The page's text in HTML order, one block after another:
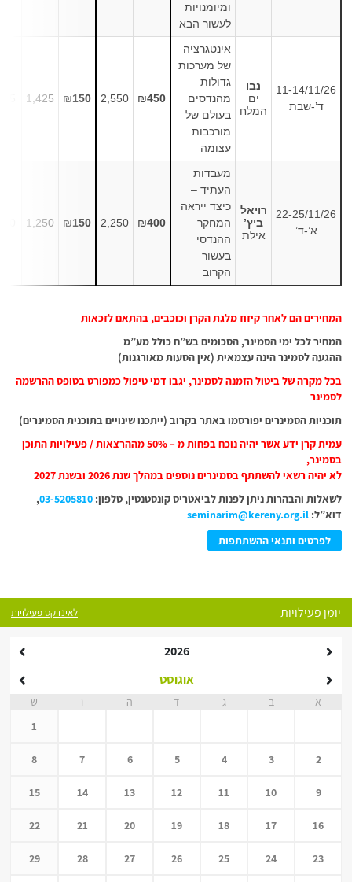
ומיומנויות
לעשור הבא
11-14/11/26
ד’-שבת
נבו
ים
המלח
אינטגרציה
של מערכות
גדולות –
מהנדסים
בעולם של
מורכבות
עצומה
₪450
2,550
₪150
1,425
22-25/11/26
א’-ד’
רויאל
ביץ’
אילת
מעבדות
העתיד –
כיצד ייראה
המחקר
ההנדסי
בעשור
הקרוב
₪400
2,250
₪150
1,250
המחירים הם לאחר קיזוז מלגת הקרן וכוכבים, בהתאם לזכאות
המחיר לכל ימי הסמינר, הסכומים בש”ח כולל מע”מ
ההגעה לסמינר הינה עצמאית (אין הסעות מאורגנות)
בכל מקרה של ביטול הזמנה לסמינר, יגבו דמי טיפול כמפורט בטופס ההרשמה
לסמינר
תוכניות הסמינרים יפורסמו באתר בקרוב (ייתכנו שינויים בתוכנית הסמינרים)
עמית קרן ידע אשר יהיה נוכח בפחות מ – 50% מההרצאות / פעילויות התוכן
בסמינר,
לא יהיה רשאי להשתתף בסמינרים נוספים במהלך שנת 2026 ובשנת 2027
לשאלות והבהרות ניתן לפנות לביאטריס קונסטנטין, טלפון: 03-5205810
,
דוא”ל: seminarim@kereny.org.il
לפרטים ותנאי ההשתתפות
יומן פעילויות לאינדקס פעילויות
2026
אוגוסט
א ב ג ד ה ו
ש
1
2
3
4
5
6
7
8
9
10
11
12
13
14
15
16
17
18
19
20
21
22
23
24
25
26
27
28
29